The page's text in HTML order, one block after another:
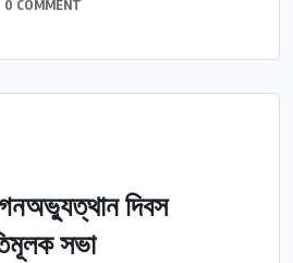
0 COMMENT
গনঅভ্যুত্থান দিবস
সভা